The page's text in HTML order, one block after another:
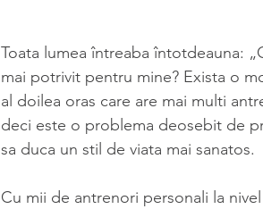
Toata lumea întreaba întotdeauna:
mai potrivit pentru mine? Exista o
al doilea oras care are mai multi
deci este o problema deosebit de
sa duca un stil de viata mai sanatos.
Cu mii de antrenori personali la